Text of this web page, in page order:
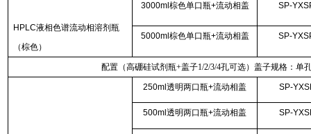
HPLC液相色谱流动相溶剂瓶
（棕色）
3000ml棕色单口瓶+流动相盖 SP-
5000ml棕色单口瓶+流动相盖 SP-
配置（高硼硅试剂瓶+盖子1/2/3/4孔可选）盖子规格：单
250ml透明两口瓶+流动相盖 SP-
500ml透明两口瓶+流动相盖 SP-